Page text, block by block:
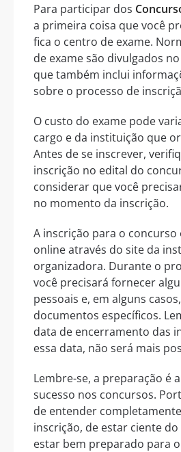
Para participar dos
a primeira coisa que você
fica o centro de exame.
de exame são divulgados
que também inclui
sobre o processo de
O custo do exame pode
cargo e da instituição que
Antes de se inscrever,
inscrição no edital do
considerar que você
no momento da inscrição.
A inscrição para o
online através do site da
organizadora. Durante o
você precisará fornecer
pessoais e, em alguns
documentos específicos.
data de encerramento das
essa data, não será mais
Lembre-se, a preparação é
sucesso nos concursos.
de entender
inscrição, de estar ciente
estar bem preparado para